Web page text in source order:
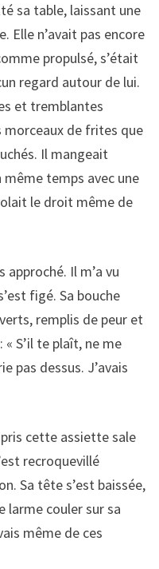
sa table, laissant une
Elle n’avait pas encore
propulsé, s’était
regard autour de lui.
et tremblantes
morceaux de frites que
Il mangeait
temps avec une
le droit même de
approché. Il m’a vu
figé. Sa bouche
remplis de peur et
S’il te plaît, ne me
pas dessus. J’avais
cette assiette sale
recroquevillé
Sa tête s’est baissée,
larme couler sur sa
même de ces